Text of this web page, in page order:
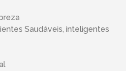
Saudáveis, inteligentes